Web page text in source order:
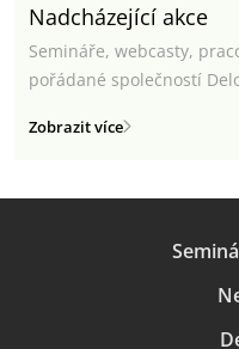
Nadcházející akce
Semináře, webcasty,
pořádané společností
Zobrazit více